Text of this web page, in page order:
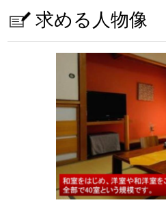
求める人物像